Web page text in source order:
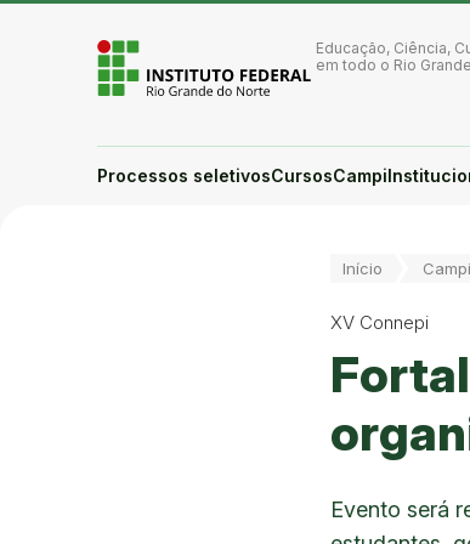
Ir para a página inicial
Ir para a busca
Ir para o menu principal
Ir para o conteúdo
Alto contraste
Login da Área Administrativa
Educação, Ciência,
em todo o Rio
Processos seletivosCursosCampi
Você está aqui:
Início Campi
XV Connepi
Evento será